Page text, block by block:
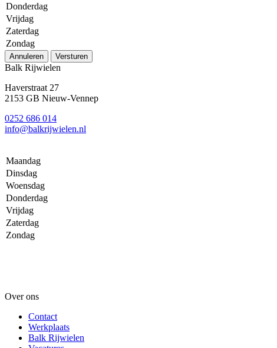
Donderdag
Vrijdag
Zaterdag
Zondag
Annuleren Versturen
Balk Rijwielen
Haverstraat 27
2153 GB Nieuw-Vennep
0252 686 014
info@balkrijwielen.nl
Maandag
Dinsdag
Woensdag
Donderdag
Vrijdag
Zaterdag
Zondag
Over ons
Contact
Werkplaats
Balk Rijwielen